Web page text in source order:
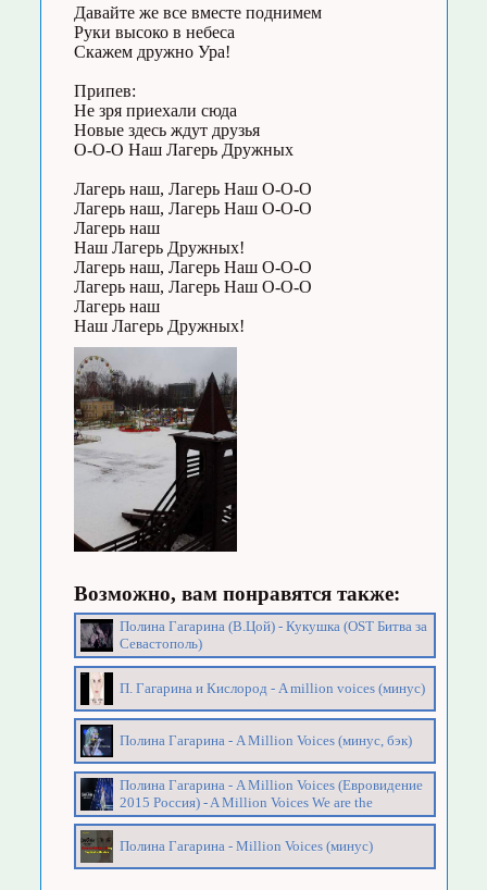
Давайте же все вместе поднимем
Руки высоко в небеса
Скажем дружно Ура!
Припев:
Не зря приехали сюда
Новые здесь ждут друзья
О-О-О Наш Лагерь Дружных
Лагерь наш, Лагерь Наш О-О-О
Лагерь наш, Лагерь Наш О-О-О
Лагерь наш
Наш Лагерь Дружных!
Лагерь наш, Лагерь Наш О-О-О
Лагерь наш, Лагерь Наш О-О-О
Лагерь наш
Наш Лагерь Дружных!
Возможно, вам понравятся также:
Полина Гагарина (В.Цой) - Кукушка (OST Битва за
Севастополь)
П. Гагарина и Кислород - A million voices (минус)
Полина Гагарина - A Million Voices (минус, бэк)
Полина Гагарина - A Million Voices (Евровидение
2015 Россия) - A Million Voices We are the
Полина Гагарина - Million Voices (минус)